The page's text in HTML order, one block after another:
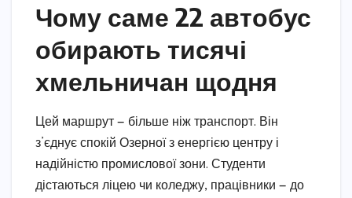
Чому саме 22 автобус
обирають тисячі
хмельничан щодня
Цей маршрут — більше ніж транспорт. Він
з’єднує спокій Озерної з енергією центру і
надійністю промислової зони. Студенти
дістаються ліцею чи коледжу, працівники — до